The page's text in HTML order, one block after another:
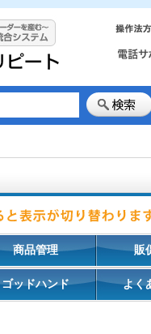
商品管理 販
ゴッドハンド よく